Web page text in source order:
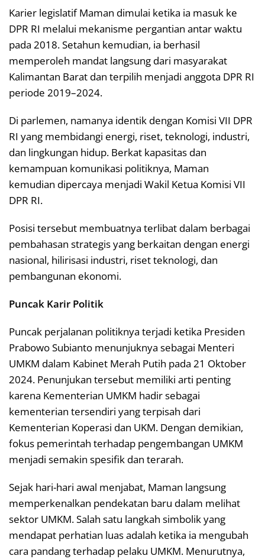
Karier legislatif Maman dimulai ketika ia masuk ke
DPR RI melalui mekanisme pergantian antar waktu
pada 2018. Setahun kemudian, ia berhasil
memperoleh mandat langsung dari masyarakat
Kalimantan Barat dan terpilih menjadi anggota DPR RI
periode 2019–2024.
Di parlemen, namanya identik dengan Komisi VII DPR
RI yang membidangi energi, riset, teknologi, industri,
dan lingkungan hidup. Berkat kapasitas dan
kemampuan komunikasi politiknya, Maman
kemudian dipercaya menjadi Wakil Ketua Komisi VII
DPR RI.
Posisi tersebut membuatnya terlibat dalam berbagai
pembahasan strategis yang berkaitan dengan energi
nasional, hilirisasi industri, riset teknologi, dan
pembangunan ekonomi.
Puncak Karir Politik
Puncak perjalanan politiknya terjadi ketika Presiden
Prabowo Subianto menunjuknya sebagai Menteri
UMKM dalam Kabinet Merah Putih pada 21 Oktober
2024. Penunjukan tersebut memiliki arti penting
karena Kementerian UMKM hadir sebagai
kementerian tersendiri yang terpisah dari
Kementerian Koperasi dan UKM. Dengan demikian,
fokus pemerintah terhadap pengembangan UMKM
menjadi semakin spesifik dan terarah.
Sejak hari-hari awal menjabat, Maman langsung
memperkenalkan pendekatan baru dalam melihat
sektor UMKM. Salah satu langkah simbolik yang
mendapat perhatian luas adalah ketika ia mengubah
cara pandang terhadap pelaku UMKM. Menurutnya,